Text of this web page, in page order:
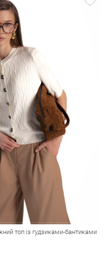
топ із гудзиками-бантиками